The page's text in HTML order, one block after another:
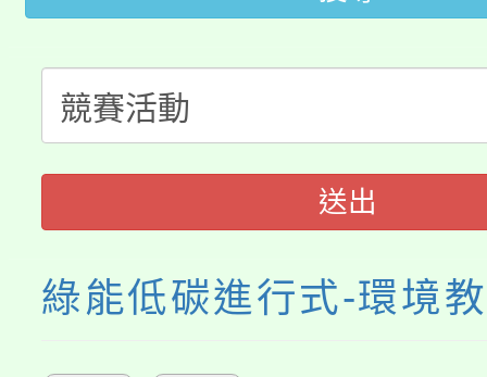
半價優惠，詳情可洽有
者。
份教師增能研習
份教師研習
淨零綠生活教案入校路
會
程
送出
綠能低碳進行式-環境